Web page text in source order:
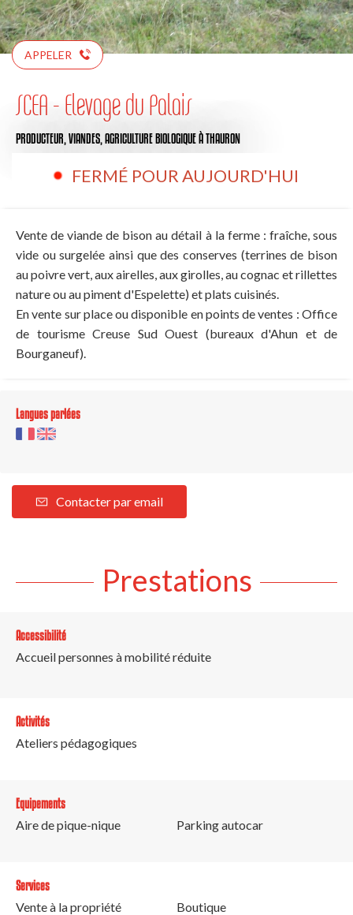
APPELER
SCEA - Elevage du Palais
PRODUCTEUR, VIANDES, AGRICULTURE BIOLOGIQUEÀ THAURON
FERMÉ POUR AUJOURD'HUI
Vente de viande de bison au détail à la ferme : fraîche, sous
vide ou surgelée ainsi que des conserves (terrines de bison
au poivre vert, aux airelles, aux girolles, au cognac et rillettes
nature ou au piment d'Espelette) et plats cuisinés.
En vente sur place ou disponible en points de ventes : Office
de tourisme Creuse Sud Ouest (bureaux d'Ahun et de
Bourganeuf).
Langues parlées
Contacter par email
Prestations
Accessibilité
Accueil personnes à mobilité réduite
Activités
Ateliers pédagogiques
Equipements
Aire de pique-nique
Parking autocar
Services
Vente à la propriété
Boutique